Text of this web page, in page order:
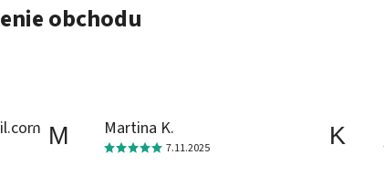
obchodu
M Martina K.
7.11.2025 K